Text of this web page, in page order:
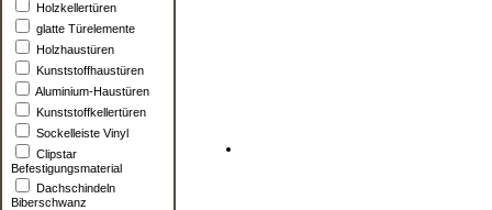
Holzkellertüren
glatte Türelemente
Holzhaustüren
Kunststoffhaustüren
Aluminium-Haustüren
Kunststoffkellertüren
Sockelleiste Vinyl
Clipstar
Befestigungsmaterial
Dachschindeln
Biberschwanz